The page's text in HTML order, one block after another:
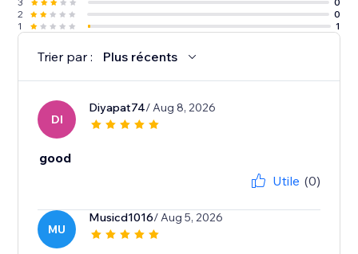
2
0
1
1
Trier par : Plus récents
DI
Diyapat74/ Aug 8, 2026
good
Utile (0)
MU
Musicd1016/ Aug 5, 2026